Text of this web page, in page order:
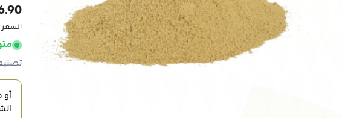
SAR